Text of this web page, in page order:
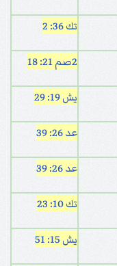
تك 36: 2
2صم 21: 18
يش 19: 29
عد 26: 39
عد 26: 39
تك 10: 23
يش 15: 51